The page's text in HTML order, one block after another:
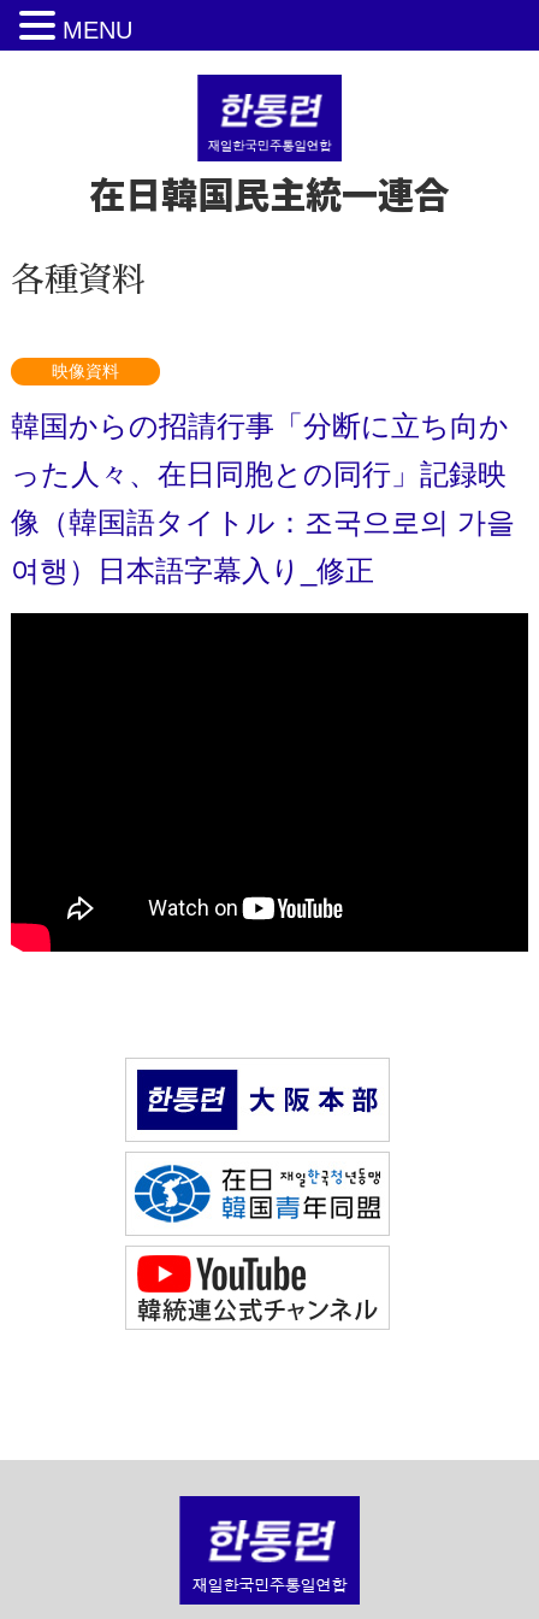
在日韓国民主統一連合
各種資料
映像資料
韓国からの招請行事「分断に立ち向か
った人々、在日同胞との同行」記録映
像（韓国語タイトル：조국으로의 가을
여행）日本語字幕入り_修正
MENU